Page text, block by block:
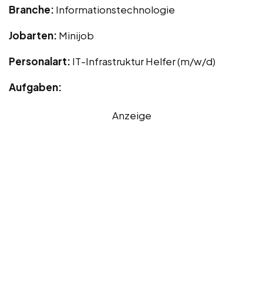
Branche: Informationstechnologie
Jobarten: Minijob
Personalart: IT-Infrastruktur Helfer (m/w/d)
Aufgaben:
Anzeige